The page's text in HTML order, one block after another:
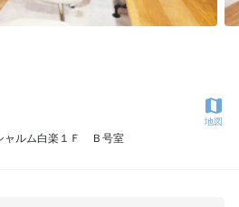
ャルム白楽１Ｆ Ｂ号室
地図